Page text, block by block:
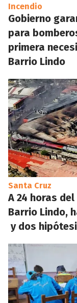
Incendio
Gobierno
para
primera
Barrio Lindo
Santa Cruz
A 24 horas
Barrio Lindo,
y dos